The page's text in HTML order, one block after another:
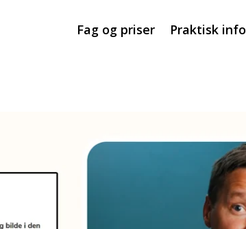
Fag og priser Praktisk info